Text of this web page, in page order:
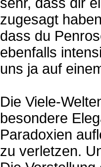
zugesagt
dass du
ebenfalls
uns ja auf
Die Viele-
besondere
Paradoxien
zu verletzen.